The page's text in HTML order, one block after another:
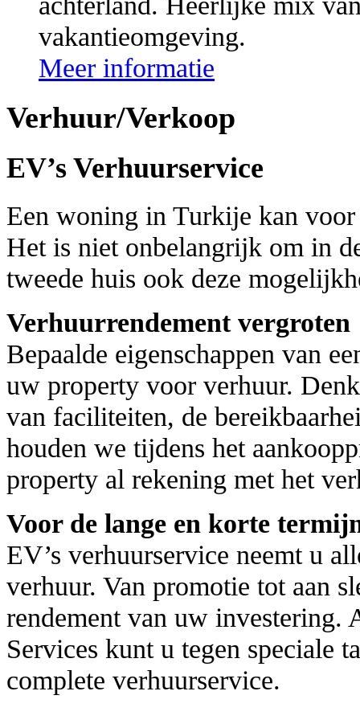
vakantieomgeving.
Meer informatie
Verhuur/Verkoop
EV’s Verhuurservice
Een woning in Turkije kan
Het is niet onbelangrijk om in
tweede huis ook deze
Verhuurrendement vergroten
Bepaalde eigenschappen van
uw property voor verhuur.
van faciliteiten, de
houden we tijdens het
property al rekening met het
Voor de lange en korte
EV’s verhuurservice neemt u
verhuur. Van promotie tot aan
rendement van uw investering.
Services kunt u tegen speciale
complete verhuurservice.